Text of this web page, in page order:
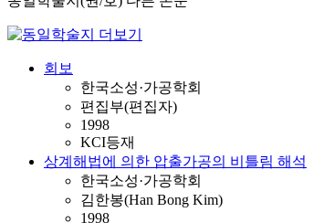
회보
한국소성·가공학회
편집부(편집자)
1998
KCI등재
상계해법에 의한 압출가공의 비틀림 해석
한국소성·가공학회
김한봉(Han Bong Kim)
1998